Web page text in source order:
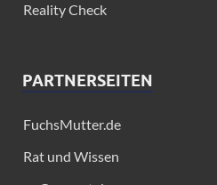
Reality Check
PARTNERSEITEN
FuchsMutter.de
Rat und Wissen